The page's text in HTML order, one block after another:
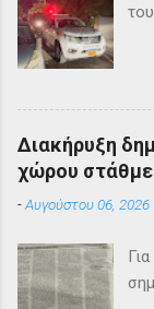
Διακήρυξη
χώρου
-Αυγούστου 06, 2026